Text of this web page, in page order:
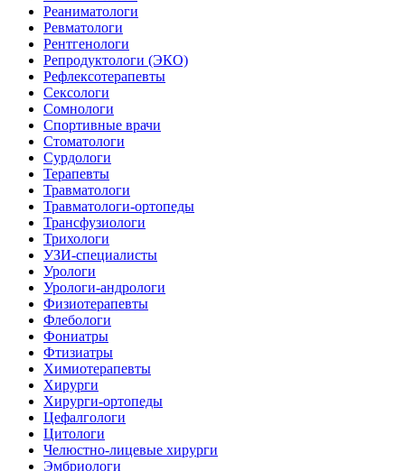
Реаниматологи
Ревматологи
Рентгенологи
Репродуктологи (ЭКО)
Рефлексотерапевты
Сексологи
Сомнологи
Спортивные врачи
Стоматологи
Сурдологи
Терапевты
Травматологи
Травматологи-ортопеды
Трансфузиологи
Трихологи
УЗИ-специалисты
Урологи
Урологи-андрологи
Физиотерапевты
Флебологи
Фониатры
Фтизиатры
Химиотерапевты
Хирурги
Хирурги-ортопеды
Цефалгологи
Цитологи
Челюстно-лицевые хирурги
Эмбриологи